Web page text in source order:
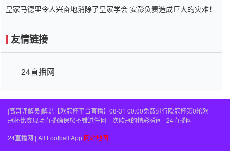
皇家马德里令人兴奋地消除了皇家学会 安彭负责造成巨大的灾难！
友情链接
24直播网
[高哥评解员]解说【欧冠杯平台直播】08-31 00:00免费进行欧冠杯第0轮欧
冠杯比赛现场直播确保您不错过任何一次欧冠的精彩瞬间 | 24直播网
24直播网 | All Football App 网站地图